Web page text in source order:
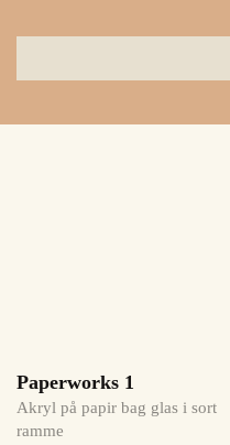
Paperworks 1
Akryl på papir bag glas i sort
ramme